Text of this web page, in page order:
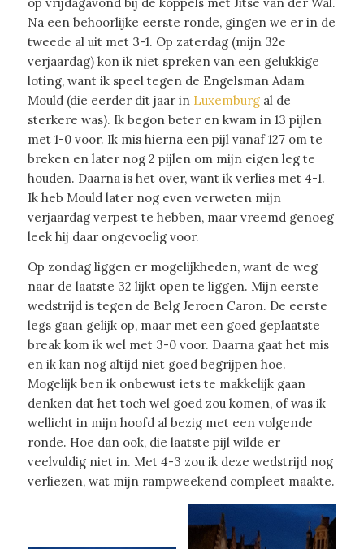
Na een behoorlijke eerste ronde, gingen we er in de
tweede al uit met 3-1. Op zaterdag (mijn 32e
verjaardag) kon ik niet spreken van een gelukkige
loting, want ik speel tegen de Engelsman Adam
Mould (die eerder dit jaar in Luxemburgal de
sterkere was). Ik begon beter en kwam in 13 pijlen
met 1-0 voor. Ik mis hierna een pijl vanaf 127 om te
breken en later nog 2 pijlen om mijn eigen leg te
houden. Daarna is het over, want ik verlies met 4-1.
Ik heb Mould later nog even verweten mijn
verjaardag verpest te hebben, maar vreemd genoeg
leek hij daar ongevoelig voor.
Op zondag liggen er mogelijkheden, want de weg
naar de laatste 32 lijkt open te liggen. Mijn eerste
wedstrijd is tegen de Belg Jeroen Caron. De eerste
legs gaan gelijk op, maar met een goed geplaatste
break kom ik wel met 3-0 voor. Daarna gaat het mis
en ik kan nog altijd niet goed begrijpen hoe.
Mogelijk ben ik onbewust iets te makkelijk gaan
denken dat het toch wel goed zou komen, of was ik
wellicht in mijn hoofd al bezig met een volgende
ronde. Hoe dan ook, die laatste pijl wilde er
veelvuldig niet in. Met 4-3 zou ik deze wedstrijd nog
verliezen, wat mijn rampweekend compleet maakte.